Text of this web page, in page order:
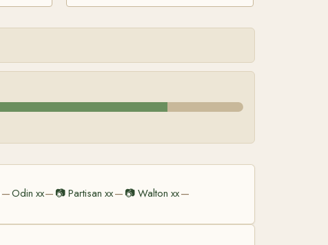
—Odin xx— 📷 Partisan xx— 📷Walton xx—